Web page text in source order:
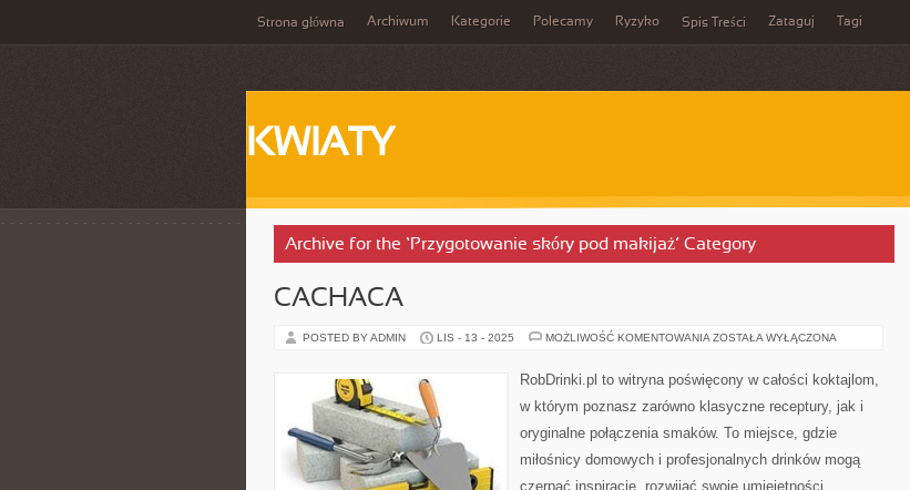
Strona główna Archiwum Kategorie Polecamy Ryzyko Spis Treści Zataguj Tagi
KWIATY
Archive for the ‘Przygotowanie skóry pod makijaż’ Category
CACHACA
POSTED BY ADMIN LIS - 13 - 2025 MOŻLIWOŚĆ KOMENTOWANIA CACHACA
ZOSTAŁA WYŁĄCZONA
RobDrinki.pl to witryna poświęcony w całości koktajlom,
w którym poznasz zarówno klasyczne receptury, jak i
oryginalne połączenia smaków. To miejsce, gdzie
miłośnicy domowych i profesjonalnych drinków mogą
czerpać inspiracje, rozwijać swoje umiejętności